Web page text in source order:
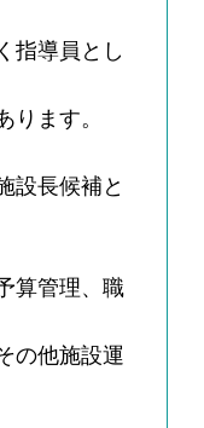
指導員とし
ります。
設長候補と
算管理、職
の他施設運